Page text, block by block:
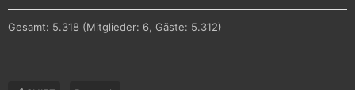
Gesamt: 5.318 (Mitglieder: 6, Gäste: 5.312)